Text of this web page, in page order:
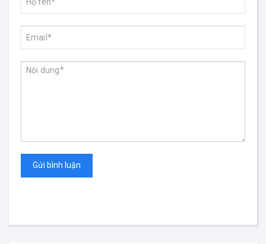
Gửi bình luận